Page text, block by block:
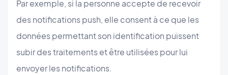
Par exemple, si la personne accepte de recevoir
des notifications push, elle consent à ce que les
données permettant son identification puissent
subir des traitements et être utilisées pour lui
envoyer les notifications.